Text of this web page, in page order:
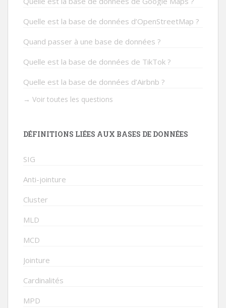
Quelle est la base de données d’OpenStreetMap ?
Quand passer à une base de données ?
Quelle est la base de données de TikTok ?
Quelle est la base de données d’Airbnb ?
→ Voir toutes les questions
DÉFINITIONS LIÉES AUX BASES DE DONNÉES
SIG
Anti-jointure
Cluster
MLD
MCD
Jointure
Cardinalités
MPD